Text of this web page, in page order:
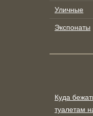
Уличные
Экспонаты
Куда
туалетам